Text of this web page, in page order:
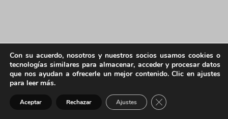
Con su acuerdo, nosotros y nuestros socios usamos cookies o
tecnologías similares para almacenar, acceder y procesar datos
que nos ayudan a ofrecerle un mejor contenido. Clic en ajustes
para leer más.
Aceptar Rechazar Ajustes Cerrar el banner de